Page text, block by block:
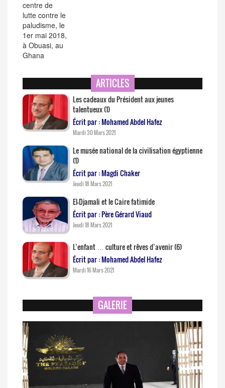
ARTICLES
Les cadeaux du Président aux jeunes
talentueux (1)
Écrit par : Mohamed Abdel Hafez
Mardi 30 Mars 2021
Le musée national de la civilisation égyptienne
(1)
Écrit par : Magdi Chaker
Jeudi 18 Mars 2021
El-Djamali et le Caire fatimide
Écrit par : Père Gérard Viaud
Jeudi 18 Mars 2021
L’enfant … culture et rêves d’avenir (6)
Écrit par : Mohamed Abdel Hafez
Mardi 16 Mars 2021
GALERIE